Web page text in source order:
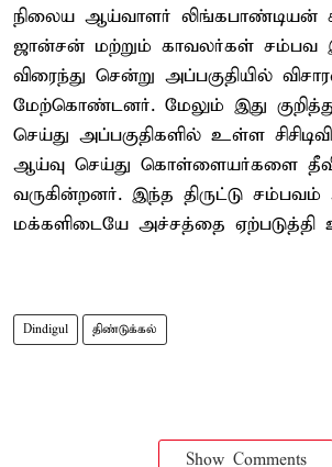
நிலைய ஆய்வாளர் லிங்கபாண்டியன்
ஜான்சன் மற்றும் காவலர்கள் சம்பவ
விரைந்து சென்று அப்பகுதியில்
மேற்கொண்டனர். மேலும் இது குறித்து
செய்து அப்பகுதிகளில் உள்ள
ஆய்வு செய்து கொள்ளையர்களை
வருகின்றனர். இந்த திருட்டு சம்பவம்
மக்களிடையே அச்சத்தை ஏற்படுத்தி
Dindigul திண்டுக்கல்
Show Comments